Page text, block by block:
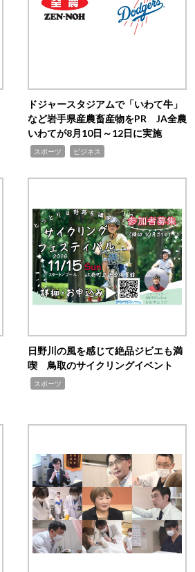
ドジャースタジアムで「いわて牛」
など岩手県産農畜産物をPR JA全農
いわてが8月10日～12日に実施
スポーツ ビジネス
日野川の風を感じて絶品ジビエも満
喫 鳥取のサイクリングイベント
スポーツ